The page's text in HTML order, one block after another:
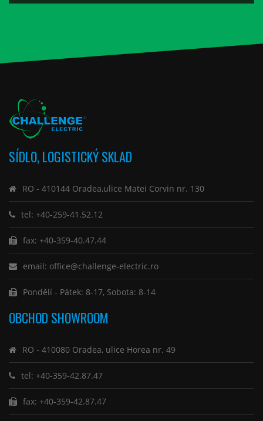
SÍDLO, LOGISTICKÝ SKLAD
RO - 410144 Oradea,ulice Matei Corvin nr. 130
tel: +40-259-41.52.12
fax: +40-359-40.47.44
email: office@challenge-electric.ro
Pondělí - Pátek: 8-17, Sobota: 8-14
OBCHOD SHOWROOM
RO - 410080 Oradea, ulice Horea nr. 49
tel: +40-359-42.87.47
fax: +40-359-42.87.47